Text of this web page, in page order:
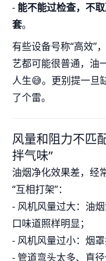
- 能不能过检查，不
套。
有些设备号称“高效”
艺都可能很普通，油
人生😅。更别提一旦
了个雷。
风量和阻力不匹
拌气味”
油烟净化效果差，经
“互相打架”：
- 风机风量过大：油
口味道照样明显；
- 风机风量过小：烟
- 管道弯头太多、直